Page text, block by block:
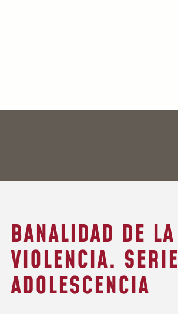
BANALIDAD DE LA
VIOLENCIA. SERIE
ADOLESCENCIA